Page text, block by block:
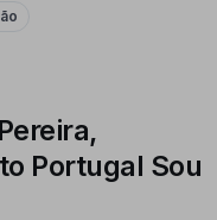
Portugal Sou